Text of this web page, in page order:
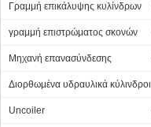
Γραμμή επικάλυψης κυλίνδρων
γραμμή επιστρώματος σκονών
Μηχανή επανασύνδεσης
Διορθωμένα υδραυλικά κύλινδροι
Uncoiler